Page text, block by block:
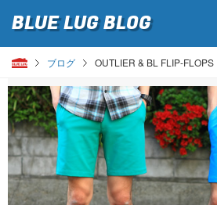
BLUE LUGBLOG
ブログ OUTLIER & BL FLIP-FLOPS